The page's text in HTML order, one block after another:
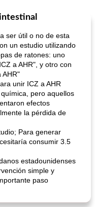
ser útil o no de esta
un estudio utilizando
de ratones: uno
a AHR", y otro con
AHR"
unir ICZ a AHR
pero aquellos
efectos
la pérdida de
Para generar
consumir 3.5
estadounidenses
simple y
paso